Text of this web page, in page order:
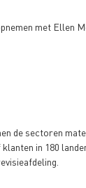
met Ellen
de sectoren
in 180